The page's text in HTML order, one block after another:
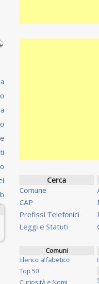
Cerca
Comune
CAP
Prefissi Telefonici
Leggi e Statuti
Comuni
Elenco alfabetico
Top 50
Curiosità e Nomi